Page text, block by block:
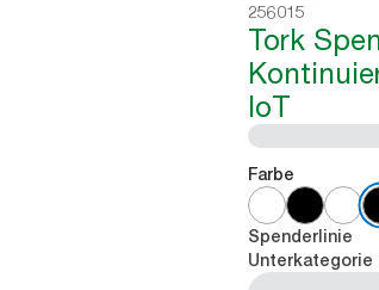
256015
Tork
IoT
Farbe
Spenderlinie
Unterkategorie